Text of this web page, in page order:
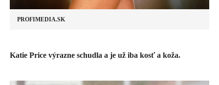
PROFIMEDIA.SK
Katie Price výrazne schudla a je už iba kosť a koža.